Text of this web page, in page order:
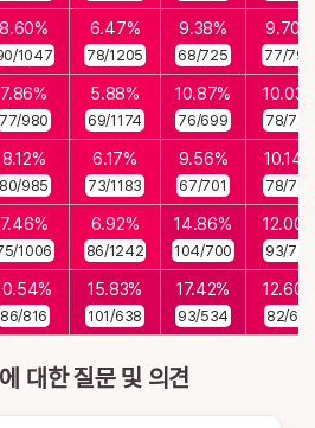
8.60%
1047
6.47%
78/1205
9.38%
68/725
9.70%
77/794
7.86%
77/980
5.88%
69/1174
10.87%
76/699 78/778
8.12%
80/985
6.17%
73/1183
9.56%
67/701 78/769
7.46%
1006
6.92%
86/1242
14.86%
104/700 93/775
86/816
15.83%
101/638
17.42%
93/534 82/651
대한 질문 및 의견